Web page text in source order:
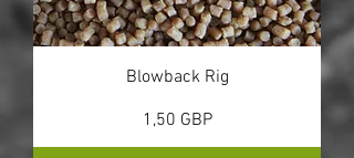
Blowback Rig
Kaina
1,50 GBP